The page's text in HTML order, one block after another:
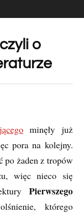
o
minęły już
pora na kolejny.
po żaden z tropów
więc nieco się
Pierwszego
którego